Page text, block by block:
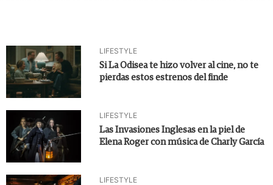
LIFESTYLE
Si La Odisea te hizo volver al cine, no te
pierdas estos estrenos del finde
LIFESTYLE
Las Invasiones Inglesas en la piel de
Elena Roger con música de Charly García
LIFESTYLE